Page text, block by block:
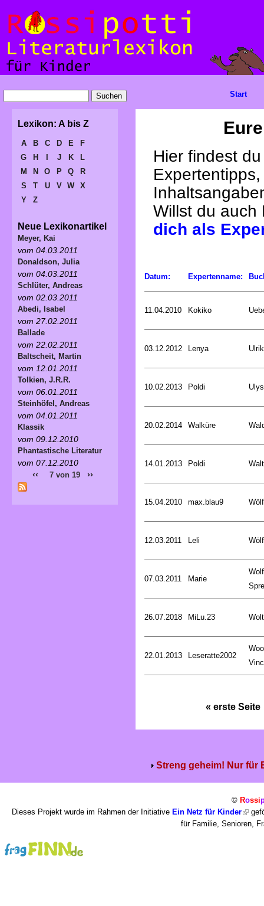
Hier findest
Willst du
dich als
Datum: Expertenname:
11.04.2010 Kokiko
03.12.2012 Lenya
10.02.2013 Poldi
20.02.2014 Walküre
14.01.2013 Poldi
15.04.2010 max.blau9
12.03.2011 Leli
07.03.2011 Marie
26.07.2018 MiLu.23
22.01.2013 Leseratte2002
« erste Seite
Streng geheim! Nur für
Start
Lexikon: A bis Z
A B C D E
F
G
H J K
L
M
N O P Q
R
S
T U V W
X
Y
Z
Neue Lexikonartikel
Meyer, Kai
vom 04.03.2011
Donaldson, Julia
vom 04.03.2011
Schlüter, Andreas
vom 02.03.2011
Abedi, Isabel
vom 27.02.2011
Ballade
vom 22.02.2011
Baltscheit, Martin
vom 12.01.2011
Tolkien, J.R.R.
vom 06.01.2011
Steinhöfel, Andreas
vom 04.01.2011
Klassik
vom 09.12.2010
Phantastische Literatur
vom 07.12.2010
‹‹ 7 von 19 ››
© Rossi
Dieses Projekt wurde im Rahmen der Initiative Ein Netz für Kinder
für Familie, Senioren,